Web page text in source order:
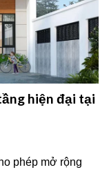
hiện đại tại
phép mở rộng